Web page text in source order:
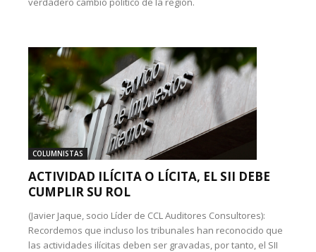
COLUMNISTAS
ACTIVIDAD ILÍCITA O LÍCITA, EL SII DEBE
CUMPLIR SU ROL
(Javier Jaque, socio Líder de CCL Auditores Consultores):
Recordemos que incluso los tribunales han reconocido que
las actividades ilícitas deben ser gravadas, por tanto, el SII